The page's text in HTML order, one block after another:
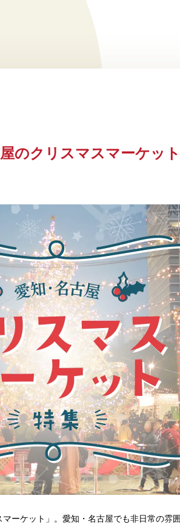
屋のクリスマスマーケッ
ーケット」。愛知・名古屋でも非日常の雰